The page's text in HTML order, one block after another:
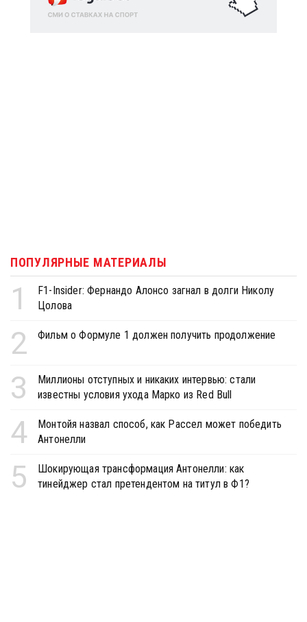
ПОПУЛЯРНЫЕ МАТЕРИАЛЫ
1
F1-Insider: Фернандо Алонсо загнал в долги Николу
Цолова
2 Фильм о Формуле 1 должен получить продолжение
3
Миллионы отступных и никаких интервью: стали
известны условия ухода Марко из Red Bull
4
Монтойя назвал способ, как Рассел может победить
Антонелли
5
Шокирующая трансформация Антонелли: как
тинейджер стал претендентом на титул в Ф1?